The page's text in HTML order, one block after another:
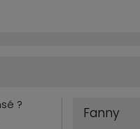
?
Fanny